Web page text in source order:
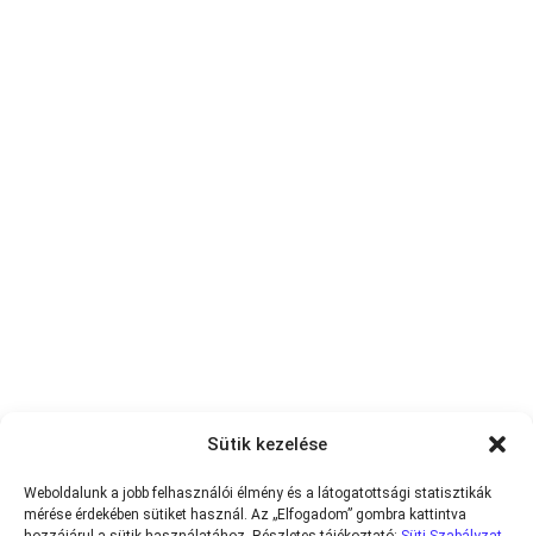
Sütik kezelése
Weboldalunk a jobb felhasználói élmény és a látogatottsági statisztikák
mérése érdekében sütiket használ. Az „Elfogadom” gombra kattintva